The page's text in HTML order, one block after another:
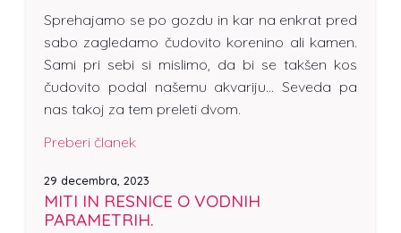
Sprehajamo se po gozdu in kar na enkrat pred
sabo zagledamo čudovito korenino ali kamen.
Sami pri sebi si mislimo, da bi se takšen kos
čudovito podal našemu akvariju… Seveda pa
nas takoj za tem preleti dvom.
Preberi članek
29 decembra, 2023
MITI IN RESNICE O VODNIH
PARAMETRIH.